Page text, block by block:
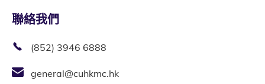
聯絡我們
(852) 3946 6888
general@cuhkmc.hk